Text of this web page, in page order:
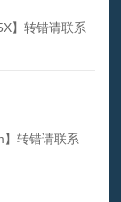
】转错请联系
】转错请联系